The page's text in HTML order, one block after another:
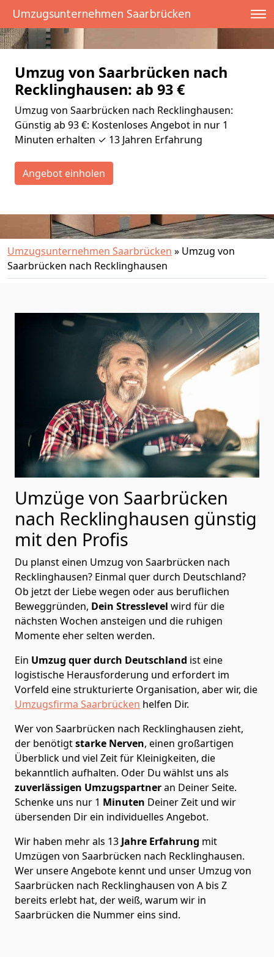
Umzugsunternehmen Saarbrücken
Umzug von Saarbrücken nach
Recklinghausen: ab 93 €
Umzug von Saarbrücken nach Recklinghausen:
Günstig ab 93 €: Kostenloses Angebot in nur 1
Minuten erhalten ✓ 13 Jahren Erfahrung
Angebot einholen
Umzugsunternehmen Saarbrücken » Umzug von
Saarbrücken nach Recklinghausen
Umzüge von Saarbrücken
nach Recklinghausen günstig
mit den Profis
Du planst einen Umzug von Saarbrücken nach
Recklinghausen? Einmal quer durch Deutschland?
Ob jetzt der Liebe wegen oder aus beruflichen
Beweggründen, Dein Stresslevel wird für die
nächsten Wochen ansteigen und die ruhigen
Momente eher selten werden.
Ein Umzug quer durch Deutschland ist eine
logistische Herausforderung und erfordert im
Vorfeld eine strukturierte Organisation, aber wir, die
Umzugsfirma Saarbrücken helfen Dir.
Wer von Saarbrücken nach Recklinghausen zieht,
der benötigtstarke Nerven, einen großartigen
Überblick und viel Zeit für Kleinigkeiten, die
bekanntlich aufhalten. Oder Du wählst uns als
zuverlässigen Umzugspartneran Deiner Seite.
Schenke uns nur 1 Minuten Deiner Zeit und wir
übersenden Dir ein individuelles Angebot.
Wir haben mehr als 13 Jahre Erfahrung mit
Umzügen von Saarbrücken nach Recklinghausen.
Wer unsere Angebote kennt und unser Umzug von
Saarbrücken nach Recklinghausen von A bis Z
bereits erlebt hat, der weiß, warum wir in
Saarbrücken die Nummer eins sind.